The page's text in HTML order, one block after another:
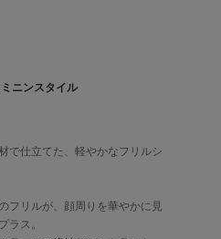
ニンスタイル
で仕立てた、軽やかなフリルシ
フリルが、顔周りを華やかに見
ラス。